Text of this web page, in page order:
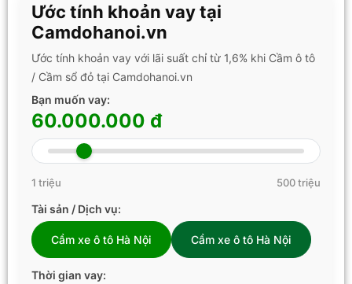
Ước tính khoản vay tại
Camdohanoi.vn
Ước tính khoản vay với lãi suất chỉ từ 1,6% khi Cầm ô tô
/ Cầm sổ đỏ tại Camdohanoi.vn
Bạn muốn vay:
60.000.000 đ
1 triệu 500 triệu
Tài sản / Dịch vụ:
Cầm xe ô tô Hà Nội Cầm xe ô tô Hà Nội
Thời gian vay: